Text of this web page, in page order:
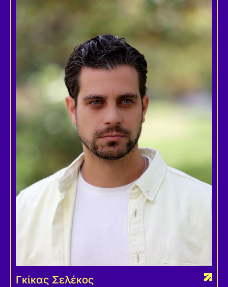
Γκίκας Σελέκος